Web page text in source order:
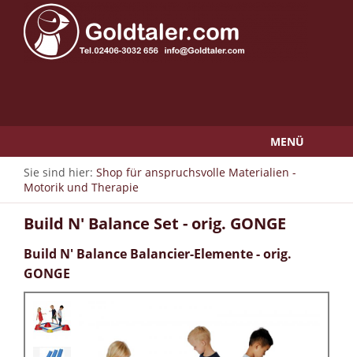
MENÜ
Sie sind hier: Shop für anspruchsvolle Materialien -
Motorik und Therapie
Build N' Balance Set - orig. GONGE
Build N' Balance Balancier-Elemente - orig.
GONGE